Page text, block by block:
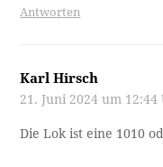
Antworten
Karl Hirsch
21. Juni 2024 um 12:44
Die Lok ist eine 1010